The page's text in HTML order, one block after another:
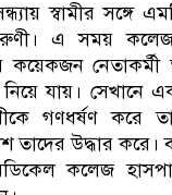
স্বামীর সঙ্গে
এ সময় কলেজ
কয়েকজন
যায়। সেখানে
গণধর্ষণ করে
তাদের উদ্ধার করে।
কলেজ